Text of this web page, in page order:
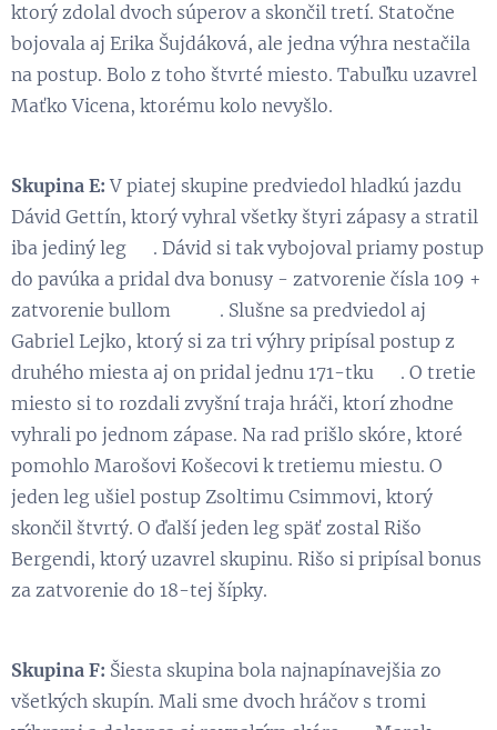
ktorý zdolal dvoch súperov a skončil tretí. Statočne
bojovala aj Erika Šujdáková, ale jedna výhra nestačila
na postup. Bolo z toho štvrté miesto. Tabuľku uzavrel
Maťko Vicena, ktorému kolo nevyšlo.
Skupina E: V piatej skupine predviedol hladkú jazdu
Dávid Gettín, ktorý vyhral všetky štyri zápasy a stratil
iba jediný leg 😉. Dávid si tak vybojoval priamy postup
do pavúka a pridal dva bonusy - zatvorenie čísla 109 +
zatvorenie bullom 🎯😃. Slušne sa predviedol aj
Gabriel Lejko, ktorý si za tri výhry pripísal postup z
druhého miesta aj on pridal jednu 171-tku 💪. O tretie
miesto si to rozdali zvyšní traja hráči, ktorí zhodne
vyhrali po jednom zápase. Na rad prišlo skóre, ktoré
pomohlo Marošovi Košecovi k tretiemu miestu. O
jeden leg ušiel postup Zsoltimu Csimmovi, ktorý
skončil štvrtý. O ďalší jeden leg späť zostal Rišo
Bergendi, ktorý uzavrel skupinu. Rišo si pripísal bonus
za zatvorenie do 18-tej šípky.
Skupina F: Šiesta skupina bola najnapínavejšia zo
všetkých skupín. Mali sme dvoch hráčov s tromi